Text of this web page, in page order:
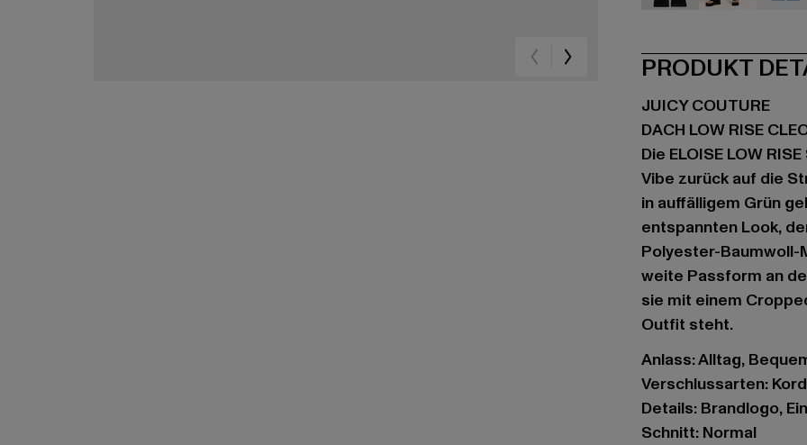
PRODUKT
JUICY COUTURE
DACH LOW RISE
Die ELOISE LOW
Vibe zurück auf die
in auffälligem Grün
entspannten Look,
Polyester-Baumwoll-
weite Passform an
sie mit einem
Outfit steht.
Anlass: Alltag,
Verschlussarten:
Details: Brandlogo,
Schnitt: Normal